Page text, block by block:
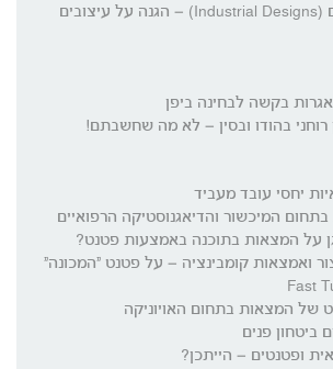
רישום מדגמים (Industrial Designs) – הגנה על עיצובים
בקשה לבחינה ביפן
רוחני בהודו ובסין – לא מה שחשבתם!
יחסי עובד מעביד
המיכשור והדיאגנוסטיקה הרפואיים
על המצאות בתוכנה באמצעות פטנט?
ואמצאות קומבינציה – על פטנט "המכונה"
של המצאות בתחום האויוניקה
ביטחון פנים
ופטנטים – הייתכן?